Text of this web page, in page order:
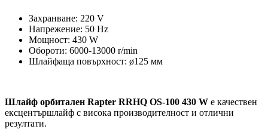
Захранване: 220 V
Напрежение: 50 Hz
Мощност: 430 W
Обороти: 6000-13000 r/min
Шлайфаща повърхност: ø125 мм
Шлайф орбитален Rapter RRHQ OS-100 430 W е качествен
ексцентършлайф с висока производителност и отлични
резултати.